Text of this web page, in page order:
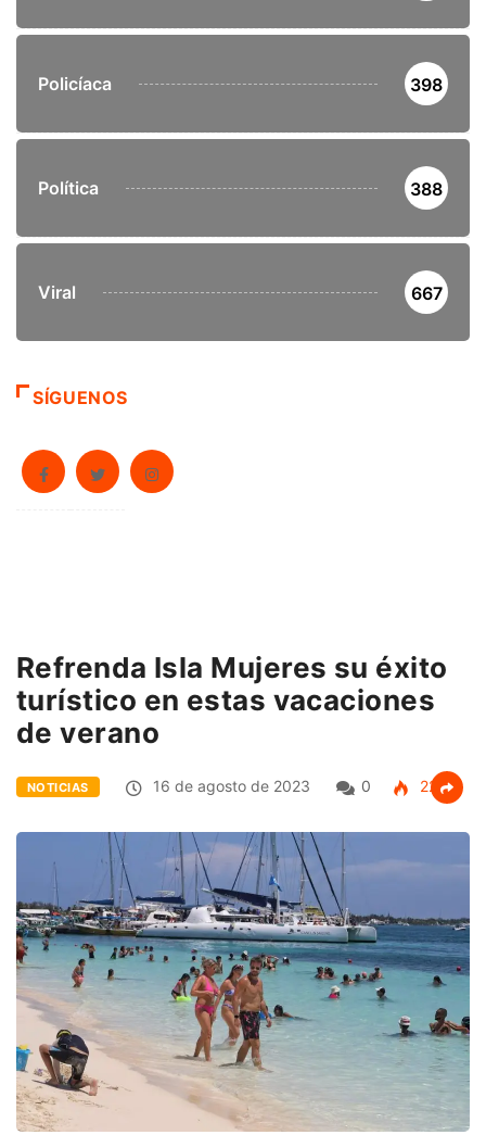
Policíaca 398
Política 388
Viral 667
SÍGUENOS
Refrenda Isla Mujeres su éxito
turístico en estas vacaciones
de verano
NOTICIAS 16 de agosto de 2023 0 225